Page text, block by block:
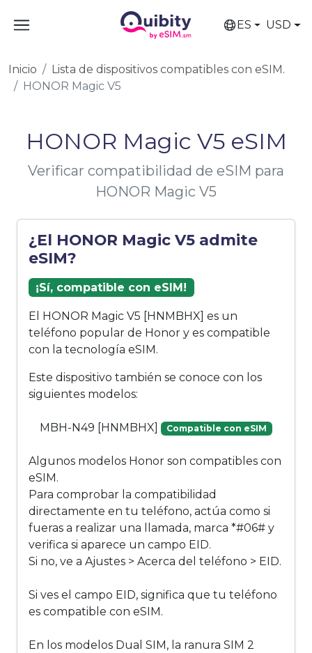
ES USD
Inicio
Lista de dispositivos compatibles con eSIM.
HONOR Magic V5
HONOR Magic V5 eSIM
Verificar compatibilidad de eSIM para
HONOR Magic V5
¿El HONOR Magic V5 admite
eSIM?
¡Sí, compatible con eSIM!
El HONOR Magic V5 [HNMBHX] es un
teléfono popular de Honor y es compatible
con la tecnología eSIM.
Este dispositivo también se conoce con los
siguientes modelos:
MBH-N49 [HNMBHX] Compatible con eSIM
Algunos modelos Honor son compatibles con
eSIM.
Para comprobar la compatibilidad
directamente en tu teléfono, actúa como si
fueras a realizar una llamada, marca *#06# y
verifica si aparece un campo EID.
Si no, ve a Ajustes > Acerca del teléfono > EID.
Si ves el campo EID, significa que tu teléfono
es compatible con eSIM.
En los modelos Dual SIM, la ranura SIM 2